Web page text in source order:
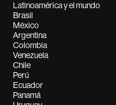
Latinoamérica y el mundo
Brasil
México
Argentina
Colombia
Venezuela
Chile
Perú
Ecuador
Panamá